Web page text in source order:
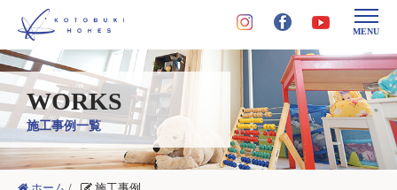
MENU
WORKS
施工事例一覧